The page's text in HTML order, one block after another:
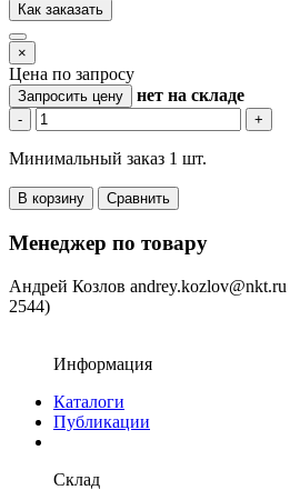
Как заказать
×
Цена по запросу
Запросить цену нет на складе
- +
Минимальный заказ 1 шт.
В корзину Сравнить
Менеджер по товару
Андрей Козлов andrey.kozlov@nkt.ru
2544)
Информация
Каталоги
Публикации
Склад